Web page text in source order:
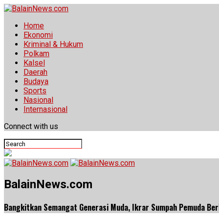
Home
Ekonomi
Kriminal & Hukum
Polkam
Kalsel
Daerah
Budaya
Sports
Nasional
Internasional
Connect with us
BalainNews.com
Bangkitkan Semangat Generasi Muda, Ikrar Sumpah Pemuda